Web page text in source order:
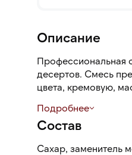
Описание
Профессиональная
десертов. Смесь
цвета, кремовую,
Процесс
Подробнее
Состав
Сахар, заменитель